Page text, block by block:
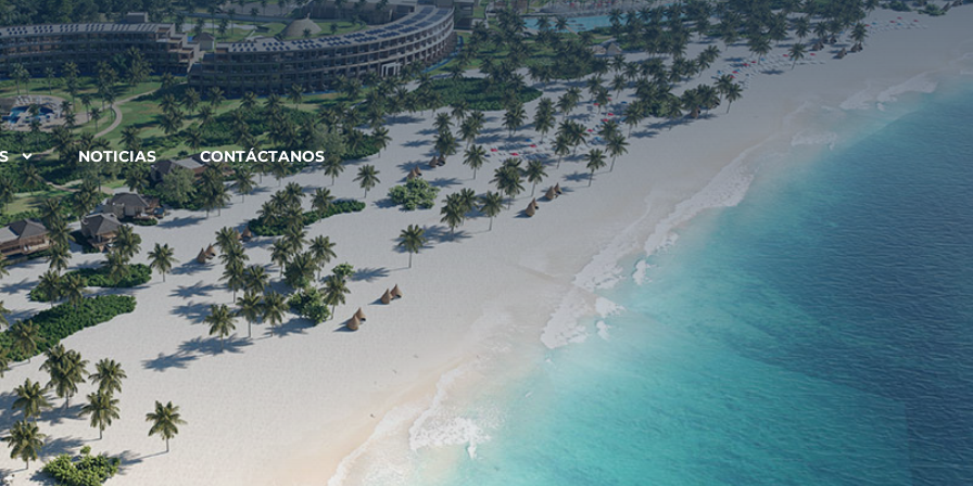
NOTICIAS CONTÁCTANOS